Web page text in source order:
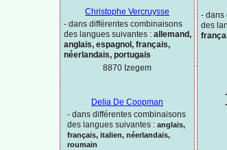
- dans
des
-
-
Christophe Vercruysse
- dans différentes combinaisons
des langues suivantes : allemand,
anglais, espagnol, français,
néerlandais, portugais
8870 Izegem
Delia De Coopman
- dans différentes combinaisons
des langues suivantes : anglais,
français, italien, néerlandais,
roumain